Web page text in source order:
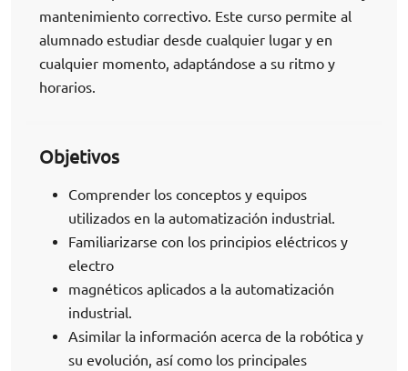
mantenimiento correctivo. Este curso permite al
alumnado estudiar desde cualquier lugar y en
cualquier momento, adaptándose a su ritmo y
horarios.
Objetivos
Comprender los conceptos y equipos
utilizados en la automatización industrial.
Familiarizarse con los principios eléctricos y
electro
magnéticos aplicados a la automatización
industrial.
Asimilar la información acerca de la robótica y
su evolución, así como los principales